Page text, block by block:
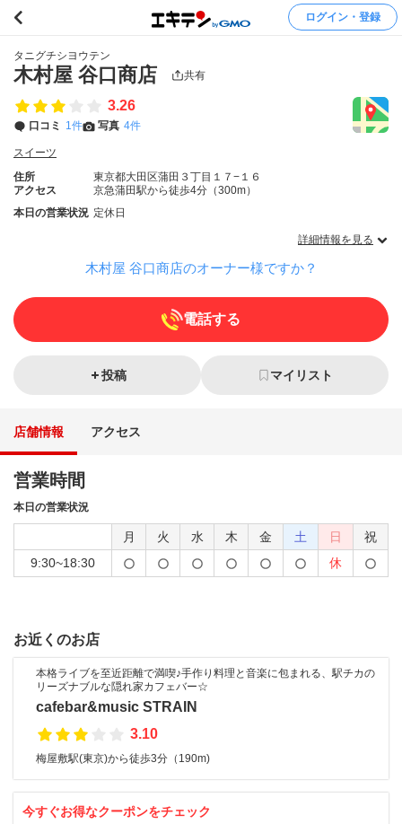
ログイン・登録
タニグチシヨウテン
木村屋 谷口商店 共有
3.26
口コミ 1件 写真 4件
スイーツ
住所
東京都大田区蒲田３丁目１７−１６
アクセス
京急蒲田駅から徒歩4分（300m）
本日の営業状況 定休日
詳細情報を見る
木村屋 谷口商店のオーナー様ですか？
電話する
投稿 マイリスト
店舗情報 アクセス
営業時間
本日の営業状況
月 火 水 木 金 土 日
祝
9:30~18:30
休
お近くのお店
本格ライブを至近距離で満喫♪手作り料理と音楽に包まれる、駅チカの
リーズナブルな隠れ家カフェバー☆
cafebar&music STRAIN
3.10
梅屋敷駅(東京)から徒歩3分（190m)
今すぐお得なクーポンをチェック